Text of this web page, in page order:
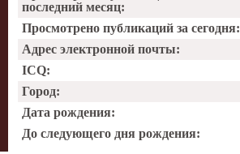
последний месяц:
Просмотрено публикаций за сегодня:
Адрес электронной почты:
ICQ:
Город:
Дата рождения:
До следующего дня рождения: